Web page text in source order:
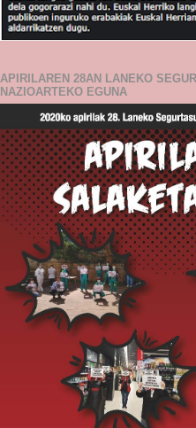
APIRILAREN 28AN LANEKO
NAZIOARTEKO EGUNA